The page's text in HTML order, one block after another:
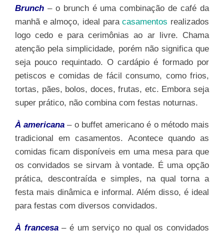
Brunch – o brunch é uma combinação de café da
manhã e almoço, ideal paracasamentos realizados
logo cedo e para cerimônias ao ar livre. Chama
atenção pela simplicidade, porém não significa que
seja pouco requintado. O cardápio é formado por
petiscos e comidas de fácil consumo, como frios,
tortas, pães, bolos, doces, frutas, etc. Embora seja
super prático, não combina com festas noturnas.
À americana – o buffet americano é o método mais
tradicional em casamentos. Acontece quando as
comidas ficam disponíveis em uma mesa para que
os convidados se sirvam à vontade. É uma opção
prática, descontraída e simples, na qual torna a
festa mais dinâmica e informal. Além disso, é ideal
para festas com diversos convidados.
À francesa– é um serviço no qual os convidados